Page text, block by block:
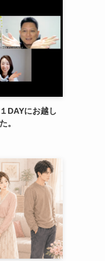
DAYにお越し
。